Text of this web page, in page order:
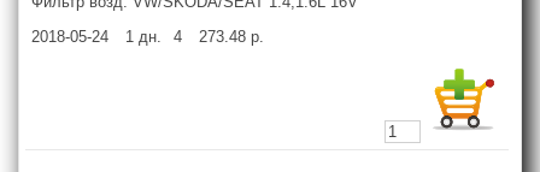
2018-05-24
1 дн. 4 273.48 р.